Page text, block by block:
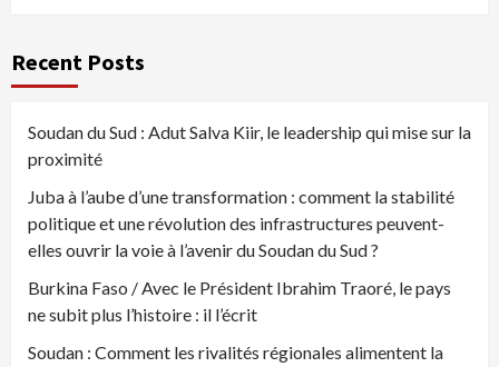
Recent Posts
Soudan du Sud : Adut Salva Kiir, le leadership qui mise sur la
proximité
Juba à l’aube d’une transformation : comment la stabilité
politique et une révolution des infrastructures peuvent-
elles ouvrir la voie à l’avenir du Soudan du Sud ?
Burkina Faso / Avec le Président Ibrahim Traoré, le pays
ne subit plus l’histoire : il l’écrit
Soudan : Comment les rivalités régionales alimentent la